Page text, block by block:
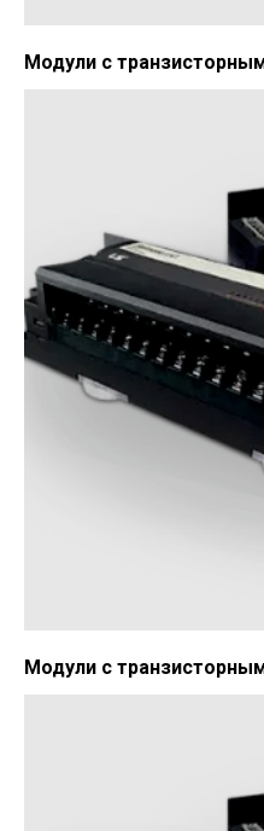
Модули с
Модули с